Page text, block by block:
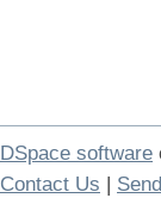
DSpace software
Contact Us |